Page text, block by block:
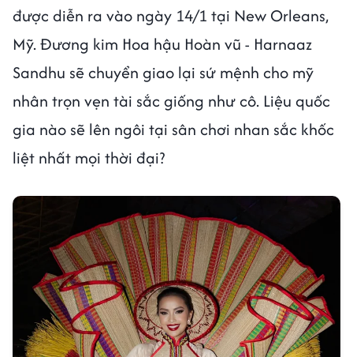
được diễn ra vào ngày 14/1 tại New Orleans,
Mỹ. Đương kim Hoa hậu Hoàn vũ - Harnaaz
Sandhu sẽ chuyển giao lại sứ mệnh cho mỹ
nhân trọn vẹn tài sắc giống như cô. Liệu quốc
gia nào sẽ lên ngôi tại sân chơi nhan sắc khốc
liệt nhất mọi thời đại?